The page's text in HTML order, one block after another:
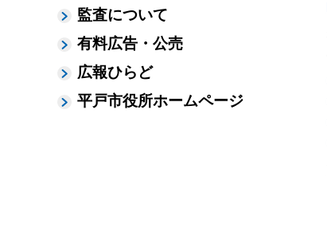
監査について
有料広告・公売
広報ひらど
平戸市役所ホームページ